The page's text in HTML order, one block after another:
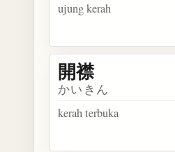
ujung kerah
開襟
かいきん
kerah terbuka